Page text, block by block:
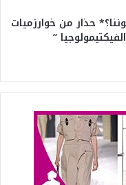
حذار من خوارزميات
“